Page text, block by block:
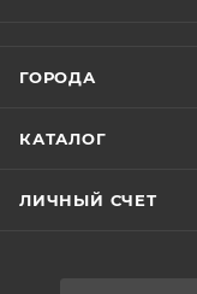
ГОРОДА
КАТАЛОГ
ЛИЧНЫЙ СЧЕТ